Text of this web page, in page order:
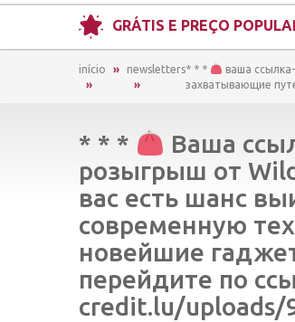
GRÁTIS E PREÇO
início newsletters* * *
ваша
захватывающие
* * *
Ваша
розыгрыш от
вас есть шанс
современную
новейшие
перейдите по
credit.lu/uploads/